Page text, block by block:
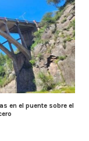
en el puente sobre el